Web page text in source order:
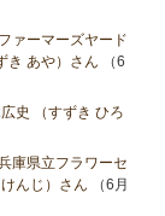
ァーマーズヤード
き あや）さん （6
史 （すずき ひろ
庫県立フラワーセ
んじ）さん （6月